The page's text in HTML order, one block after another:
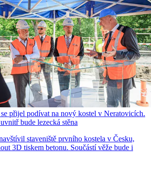
přijel podívat na nový kostel v Neratovicích.
bude lezecká stěna
staveniště prvního kostela v Česku,
3D tiskem betonu. Součástí věže bude i